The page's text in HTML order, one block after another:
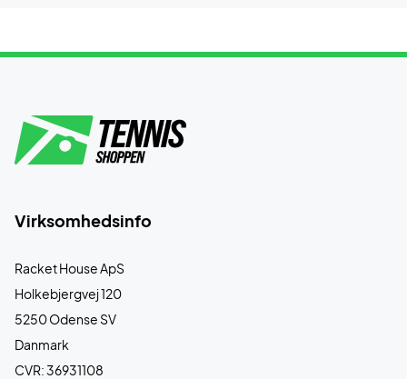
Virksomhedsinfo
Racket House ApS
Holkebjergvej 120
5250 Odense SV
Danmark
CVR: 36931108